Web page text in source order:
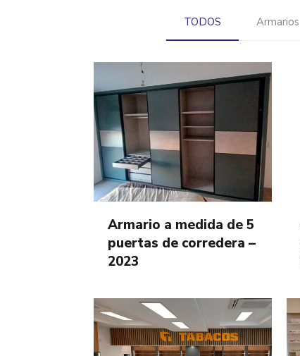
TODOS Armarios
Armario a medida de 5
puertas de corredera –
2023